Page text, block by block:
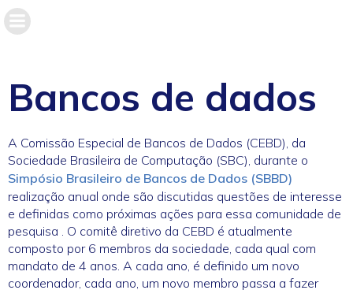
Bancos de dados
A Comissão Especial de Bancos de Dados (CEBD), da
Sociedade Brasileira de Computação (SBC), durante o
Simpósio Brasileiro de Bancos de Dados (SBBD)
realização anual onde são discutidas questões de interesse
e definidas como próximas ações para essa comunidade de
pesquisa . O comitê diretivo da CEBD é atualmente
composto por 6 membros da sociedade, cada qual com
mandato de 4 anos. A cada ano, é definido um novo
coordenador, cada ano, um novo membro passa a fazer